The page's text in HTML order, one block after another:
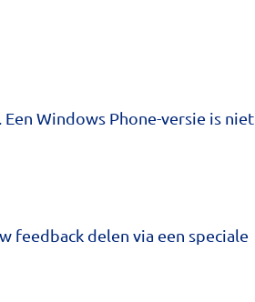
Een Windows Phone-versie is niet
feedback delen via een speciale